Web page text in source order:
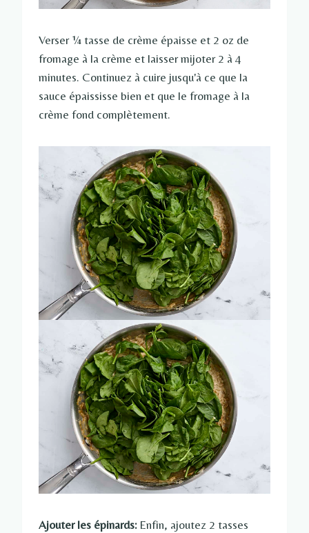
Verser ¼ tasse de crème épaisse et 2 oz de
fromage à la crème et laisser mijoter 2 à 4
minutes. Continuez à cuire jusqu'à ce que la
sauce épaississe bien et que le fromage à la
crème fond complètement.
Ajouter les épinards: Enfin, ajoutez 2 tasses